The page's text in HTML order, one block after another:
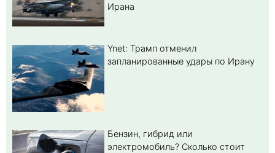
Ирана
Ynet: Трамп отменил
запланированные удары по Ирану
Бензин, гибрид или
электромобиль? Cколько стоит